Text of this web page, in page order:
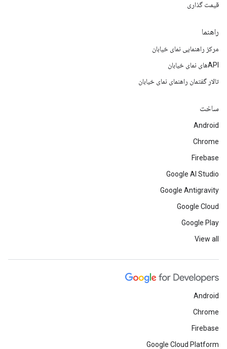
قیمت گذاری
راهنما
مرکز راهنمایی نمای خیابان
APIهای نمای خیابان
تالار گفتمان راهنمای نمای خیابان
ساخت
Android
Chrome
Firebase
Google AI Studio
Google Antigravity
Google Cloud
Google Play
View all
Android
Chrome
Firebase
Google Cloud Platform